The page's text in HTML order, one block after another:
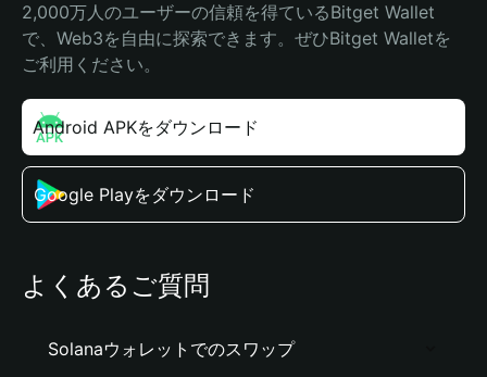
2,000万人のユーザーの信頼を得ているBitget Wallet
で、Web3を自由に探索できます。ぜひBitget Walletを
ご利用ください。
Android APKをダウンロード
Google Playをダウンロード
よくあるご質問
Solanaウォレットでのスワップ